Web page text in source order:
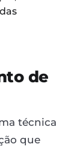
de
técnica
que